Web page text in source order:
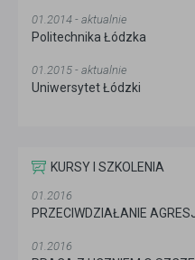
01.2014 - aktualnie
Politechnika Łódzka
01.2015 - aktualnie
Uniwersytet Łódzki
KURSY I SZKOLENIA
01.2016
PRZECIWDZIAŁANIE
01.2016